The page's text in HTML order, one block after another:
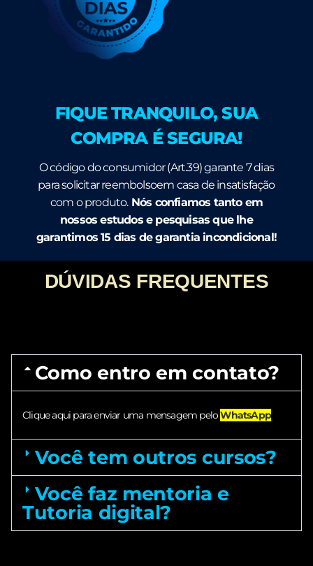
FIQUE TRANQUILO, SUA
COMPRA É SEGURA!
O código do consumidor (Art.39) garante 7 dias
para solicitar reembolsoem casa de insatisfação
com o produto.Nós confiamos tanto em
nossos estudos e pesquisas que lhe
garantimos 15 dias de garantia incondicional!
DÚVIDAS FREQUENTES
Como entro em contato?
Clique aqui para enviar uma mensagem peloWhatsApp
Você tem outros cursos?
Você faz mentoria e
Tutoria digital?